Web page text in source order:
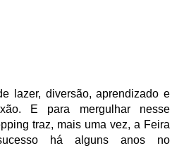
lazer, diversão, aprendizado e
E para mergulhar nesse
traz, mais uma vez, a Feira
há alguns anos no